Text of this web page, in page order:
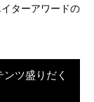
ターアワードの
ツ盛りだく